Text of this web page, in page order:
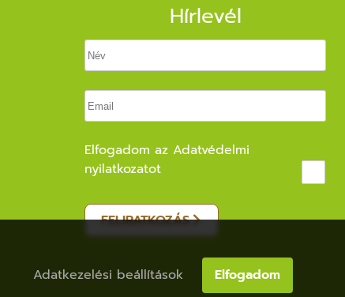
Hírlevél
Elfogadom az Adatvédelmi
nyilatkozatot
FELIRATKOZÁS
Adatkezelési beállítások Elfogadom